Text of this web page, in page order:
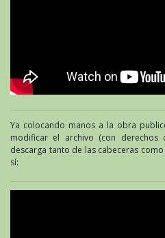
Ya colocando manos a la obra
modificar el archivo (con derechos
descarga tanto de las cabeceras
sí: